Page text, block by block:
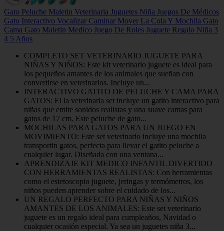
Gato Peluche Maletin Veterinaria Juguetes Niña Juegos De Médicos
Gato Interactivo Vocalizar Caminar Mover La Cola Y Mochila Gato
Cama Gato Maletin Medico Juego De Roles Juguete Regalo Niña 3
4 5 Años
COMPLETO SET VETERINARIO JUGUETE PARA
NIÑAS Y NIÑOS: Este kit veterinario juguete es ideal para
los pequeños amantes de los animales que sueñan con
convertirse en veterinarios. Incluye un...
INTERACTIVO GATITO DE PELUCHE Y CAMA PARA
GATOS: El la veterinaria set incluye un gatito interactivo para
niñas que emite sonidos realistas y una suave camas para
gatos de 17 cm. Este peluche de gato...
MOCHILAS PARA GATOS PARA UN JUEGO EN
MOVIMIENTO: Este set veterinario incluye una mochila
transportin gatos, perfecta para llevar el gatito peluche a
cualquier lugar. Diseñada con una ventana...
APRENDIZAJE KIT MEDICO INFANTIL DIVERTIDO
CON HERRAMIENTAS REALISTAS: Con herramientas
como el estetoscopio juguete, jeringas y termómetros, los
niños pueden aprender sobre el cuidado de los...
UN REGALO PERFECTO PARA NIÑAS Y NIÑOS
AMANTES DE LOS ANIMALES: Este set veterinario
juguete es un regalo ideal para cumpleaños, Navidad o
cualquier ocasión especial. Ya sea un juguetes niña 3...